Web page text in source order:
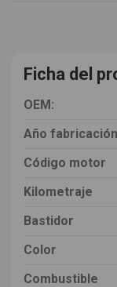
Ficha del
OEM:
Año fabricación
Código motor
Kilometraje
Bastidor
Color
Combustible